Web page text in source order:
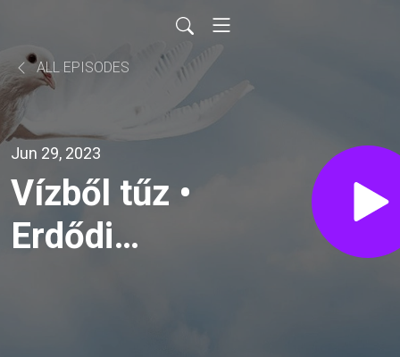
ALL EPISODES
Jun 29, 2023
Vízből tűz •
Erdődi